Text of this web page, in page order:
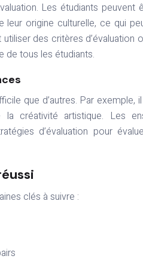
Les étudiants peuvent
origine culturelle, ce qui
des critères d’évaluation
de tous les étudiants.
que d’autres. Par exemple,
créativité artistique. Les
d’évaluation pour
clés à suivre :